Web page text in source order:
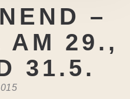
–
AM 29.,
31.5.